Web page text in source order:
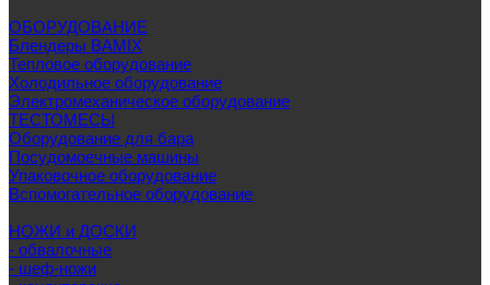
ОБОРУДОВАНИЕ
Блендеры BAMIX
Тепловое оборудование
Холодильное оборудование
Электромеханическое оборудование
ТЕСТОМЕСЫ
Оборудование для бара
Посудомоечные машины
Упаковочное оборудование
Вспомогательное оборудование
НОЖИ и ДОСКИ
- обвалочные
- шеф-ножи